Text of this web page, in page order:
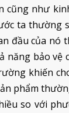
cũng như
ta thường
đầu của
năng bảo vệ
khiến
phẩm
so với